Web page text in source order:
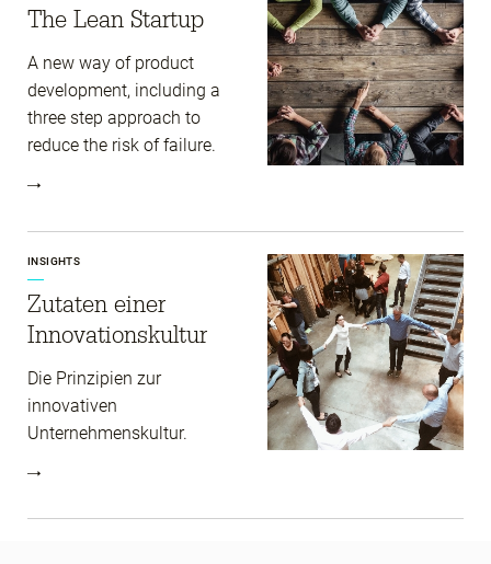
The Lean Startup
A new way of product
development, including a
three step approach to
reduce the risk of failure.
INSIGHTS
Zutaten einer
Innovations­kultur
Die Prinzipien zur
innovativen
Unternehmenskultur.